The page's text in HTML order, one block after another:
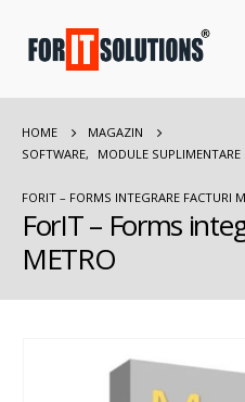
HOME
MAGAZIN
SOFTWARE, MODULE
FORIT – FORMS INTEGRARE FACTURI
ForIT – Forms
METRO